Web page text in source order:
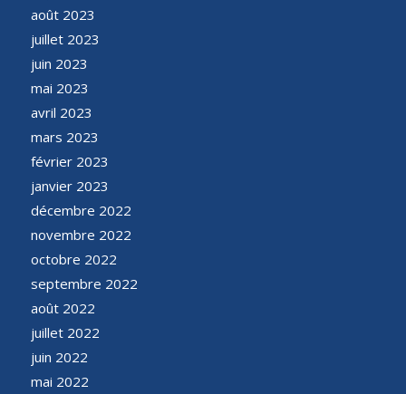
août 2023
juillet 2023
juin 2023
mai 2023
avril 2023
mars 2023
février 2023
janvier 2023
décembre 2022
novembre 2022
octobre 2022
septembre 2022
août 2022
juillet 2022
juin 2022
mai 2022